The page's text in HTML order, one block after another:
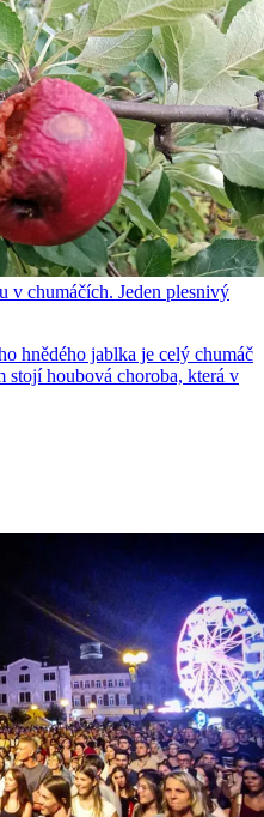
v chumáčích. Jeden plesnivý
hnědého jablka je celý chumáč
houbová choroba, která v